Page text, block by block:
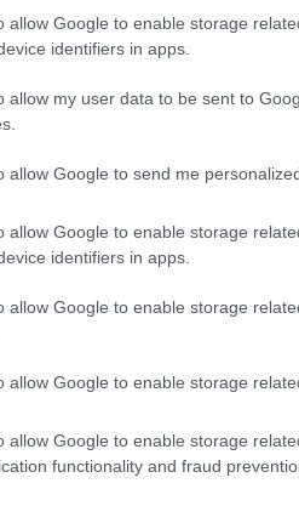
allow Google to enable storage
identifiers in apps.
allow my user data to be sent to
allow Google to send me
allow Google to enable storage
identifiers in apps.
allow Google to enable storage
allow Google to enable storage
allow Google to enable storage
functionality and fraud
Μαροκινοί, όταν μετά
ο οποίος βγήκε
«κρέμασε» και έστειλε